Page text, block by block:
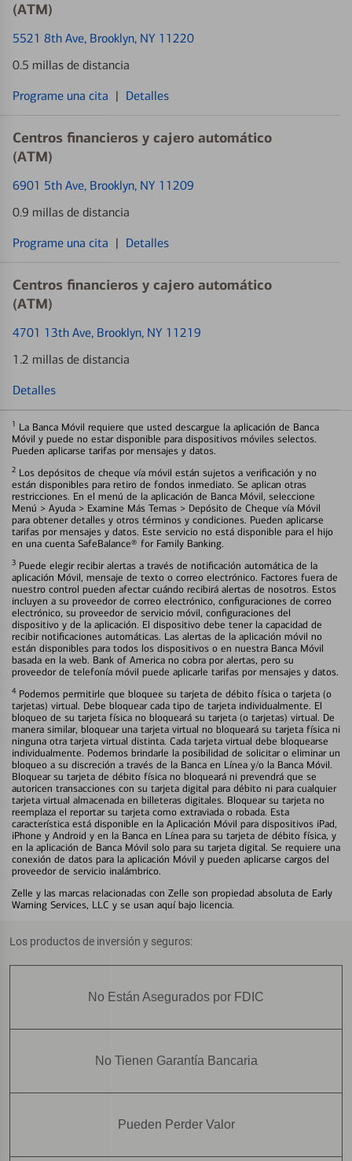
(ATM)
5521 8th Ave, Brooklyn, NY 11220
0.5 millas de distancia
Programe una cita | Detalles
Centros financieros y cajero automático
(ATM)
6901 5th Ave, Brooklyn, NY 11209
0.9 millas de distancia
Programe una cita | Detalles
Centros financieros y cajero automático
(ATM)
4701 13th Ave, Brooklyn, NY 11219
1.2 millas de distancia
Detalles
1 La Banca Móvil requiere que usted descargue la aplicación de Banca
Móvil y puede no estar disponible para dispositivos móviles selectos.
Pueden aplicarse tarifas por mensajes y datos.
2 Los depósitos de cheque vía móvil están sujetos a verificación y no
están disponibles para retiro de fondos inmediato. Se aplican otras
restricciones. En el menú de la aplicación de Banca Móvil, seleccione
Menú > Ayuda > Examine Más Temas > Depósito de Cheque vía Móvil
para obtener detalles y otros términos y condiciones. Pueden aplicarse
tarifas por mensajes y datos. Este servicio no está disponible para el hijo
en una cuenta SafeBalance® for Family Banking.
3 Puede elegir recibir alertas a través de notificación automática de la
aplicación Móvil, mensaje de texto o correo electrónico. Factores fuera de
nuestro control pueden afectar cuándo recibirá alertas de nosotros. Estos
incluyen a su proveedor de correo electrónico, configuraciones de correo
electrónico, su proveedor de servicio móvil, configuraciones del
dispositivo y de la aplicación. El dispositivo debe tener la capacidad de
recibir notificaciones automáticas. Las alertas de la aplicación móvil no
están disponibles para todos los dispositivos o en nuestra Banca Móvil
basada en la web. Bank of America no cobra por alertas, pero su
proveedor de telefonía móvil puede aplicarle tarifas por mensajes y datos.
4 Podemos permitirle que bloquee su tarjeta de débito física o tarjeta (o
tarjetas) virtual. Debe bloquear cada tipo de tarjeta individualmente. El
bloqueo de su tarjeta física no bloqueará su tarjeta (o tarjetas) virtual. De
manera similar, bloquear una tarjeta virtual no bloqueará su tarjeta física ni
ninguna otra tarjeta virtual distinta. Cada tarjeta virtual debe bloquearse
individualmente. Podemos brindarle la posibilidad de solicitar o eliminar un
bloqueo a su discreción a través de la Banca en Línea y/o la Banca Móvil.
Bloquear su tarjeta de débito física no bloqueará ni prevendrá que se
autoricen transacciones con su tarjeta digital para débito ni para cualquier
tarjeta virtual almacenada en billeteras digitales. Bloquear su tarjeta no
reemplaza el reportar su tarjeta como extraviada o robada. Esta
característica está disponible en la Aplicación Móvil para dispositivos iPad,
iPhone y Android y en la Banca en Línea para su tarjeta de débito física, y
en la aplicación de Banca Móvil solo para su tarjeta digital. Se requiere una
conexión de datos para la aplicación Móvil y pueden aplicarse cargos del
proveedor de servicio inalámbrico.
Zelle y las marcas relacionadas con Zelle son propiedad absoluta de Early
Warning Services, LLC y se usan aquí bajo licencia.
Los productos de inversión y seguros:
No Están Asegurados por FDIC
No Tienen Garantía Bancaria
Pueden Perder Valor